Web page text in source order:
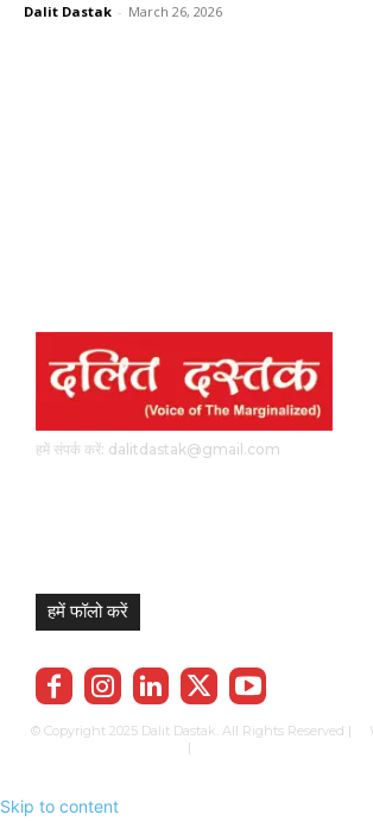
Dalit Dastak - March 26, 2026
हमें संपर्क करें: dalitdastak@gmail.com
हमें फॉलो करें
© Copyright 2025 Dalit Dastak. All Rights Reserved |
|
Skip to content